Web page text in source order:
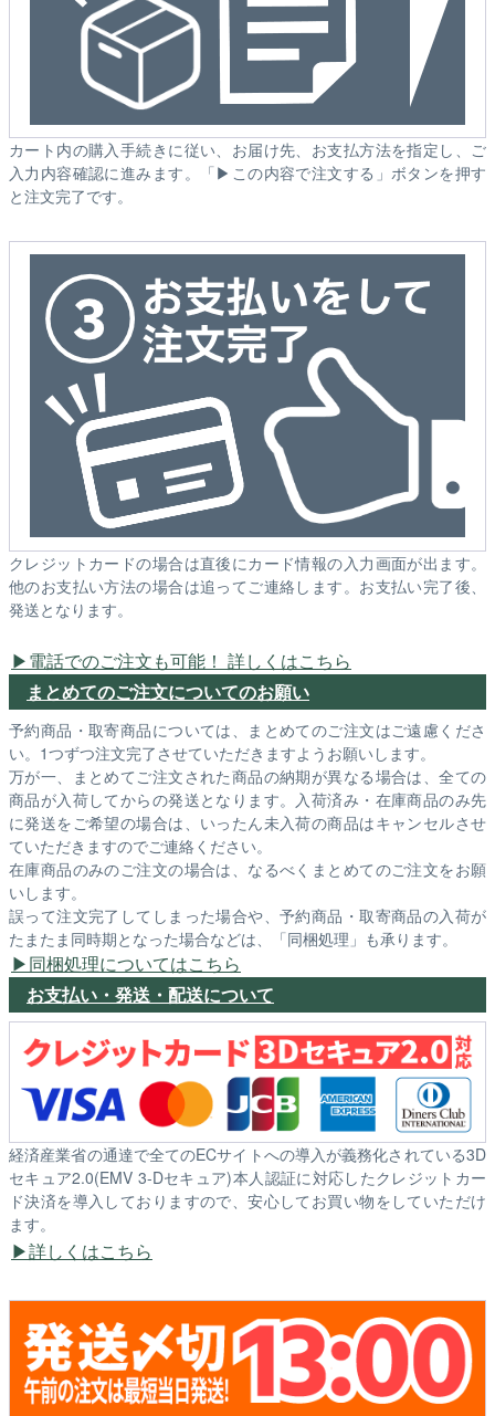
カート内の購入手続きに従い、お届け先、お支払方法を指定し、ご
入力内容確認に進みます。「▶この内容で注文する」ボタンを押す
と注文完了です。
クレジットカードの場合は直後にカード情報の入力画面が出ます。
他のお支払い方法の場合は追ってご連絡します。お支払い完了後、
発送となります。
電話でのご注文も可能！ 詳しくはこちら
まとめてのご注文についてのお願い
予約商品・取寄商品については、まとめてのご注文はご遠慮くださ
い。1つずつ注文完了させていただきますようお願いします。
万が一、まとめてご注文された商品の納期が異なる場合は、全ての
商品が入荷してからの発送となります。入荷済み・在庫商品のみ先
に発送をご希望の場合は、いったん未入荷の商品はキャンセルさせ
ていただきますのでご連絡ください。
在庫商品のみのご注文の場合は、なるべくまとめてのご注文をお願
いします。
誤って注文完了してしまった場合や、予約商品・取寄商品の入荷が
たまたま同時期となった場合などは、「同梱処理」も承ります。
同梱処理についてはこちら
お支払い・発送・配送について
経済産業省の通達で全てのECサイトへの導入が義務化されている3D
セキュア2.0(EMV 3-Dセキュア)本人認証に対応したクレジットカー
ド決済を導入しておりますので、安心してお買い物をしていただけ
ます。
詳しくはこちら